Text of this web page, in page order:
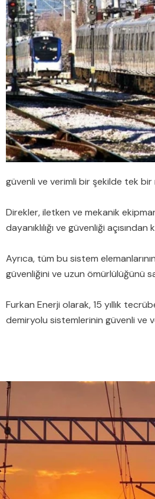
güvenli ve verimli bir şekilde tek
Direkler, iletken ve mekanik
dayanıklılığı ve güvenliği
Ayrıca, tüm bu sistem
güvenliğini ve uzun ömürlülüğünü
Furkan Enerji olarak, 15 yıllık
demiryolu sistemlerinin güvenli ve